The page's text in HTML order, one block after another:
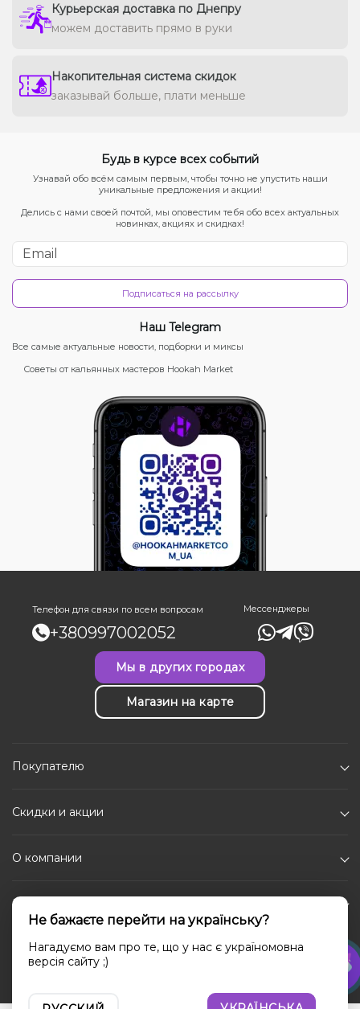
Курьерская доставка по Днепру
можем доставить прямо в руки
Накопительная система скидок
заказывай больше, плати меньше
Будь в курсе всех событий
Узнавай обо всём самым первым, чтобы точно не упустить наши
уникальные предложения и акции!
Делись с нами своей почтой, мы оповестим тебя обо всех актуальных
новинках, акциях и скидках!
Подписаться на рассылку
Наш Telegram
Все самые актуальные новости, подборки и миксы
Советы от кальянных мастеров Hookah Market
Телефон для связи по всем вопросам
+380997002052
Мессенджеры
Мы в других городах
Магазин на карте
Покупателю
Скидки и акции
О компании
Каталог
Социальные сети
Не бажаєте перейти на українську?
Нагадуємо вам про те, що у нас є україномовна
версія сайту ;)